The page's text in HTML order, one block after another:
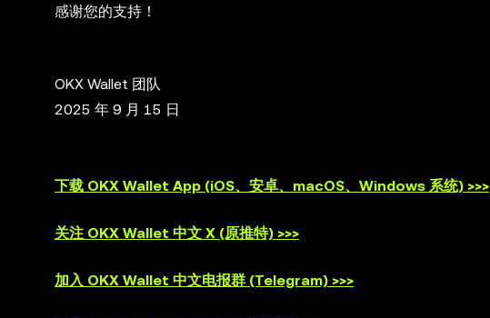
感谢您的支持！
OKX Wallet 团队
2025 年 9 月 15 日
下载 OKX Wallet App (iOS、安卓、macOS、Windows 系统) >>>
关注 OKX Wallet 中文 X (原推特) >>>
加入 OKX Wallet 中文电报群 (Telegram) >>>